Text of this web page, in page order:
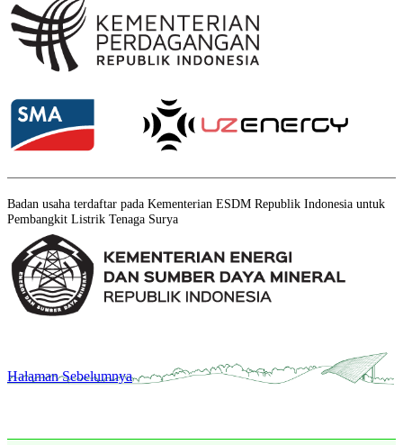
Badan usaha terdaftar pada Kementerian ESDM Republik Indonesia untuk
Pembangkit Listrik Tenaga Surya
Halaman Sebelumnya